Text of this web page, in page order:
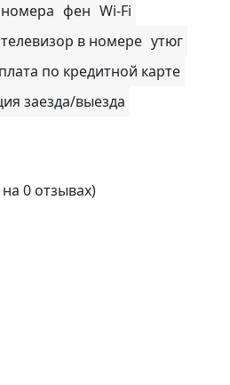
фен Wi-Fi
телевизор в номере утюг
по кредитной карте
заезда/выезда
0 отзывах)